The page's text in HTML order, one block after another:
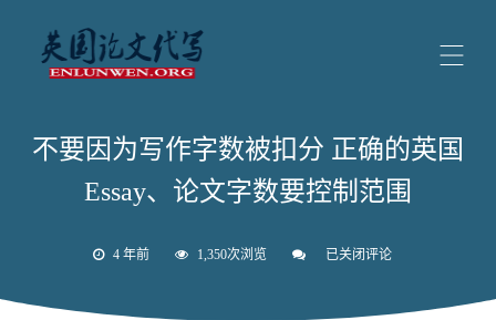
不要因为写作字数被扣分 正确的英国
Essay、论文字数要控制范围
4 年前 1,350次浏览
不
已关闭评论